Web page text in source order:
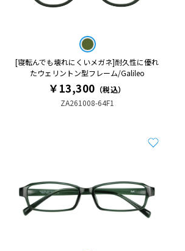
[寝転んでも壊れにくいメガネ]耐久性に優れ
たウェリントン型フレーム/Galileo
￥13,300 （税込）
ZA261008-64F1